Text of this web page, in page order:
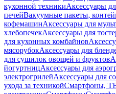
кухонной техникиАксессуары
печейВакуумные пакеты,
кофемашинАксессуары для
хлебопечекАксессуары для
для кухонных комбайнов
мясорубокАксессуары для
для сушилок овощей и фруктов
йогуртницАксессуары для
электрогрилейАксессуары для
ухода за техникойСмартфоны,